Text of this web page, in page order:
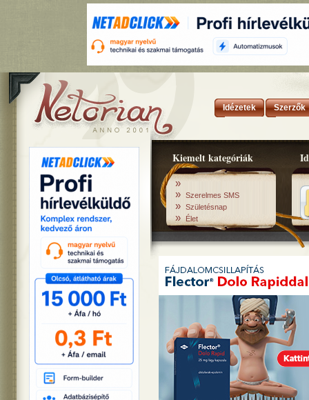
Idézetek Szerzők
Kiemelt kategóriák
»
» Szerelmes SMS
» Születésnap
» Élet